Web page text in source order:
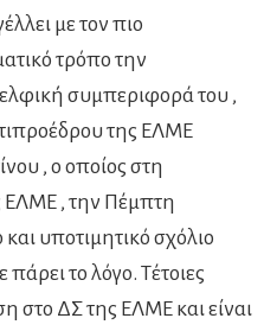
με τον πιο
τρόπο την
συμπεριφορά του ,
της ΕΛΜΕ
, ο οποίος στη
ΕΛΜΕ , την Πέμπτη
υποτιμητικό σχόλιο
το λόγο. Τέτοιες
στο ΔΣ της ΕΛΜΕ και είναι